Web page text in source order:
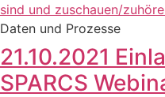
Daten und Prozesse
21.10.2021
SPARCS